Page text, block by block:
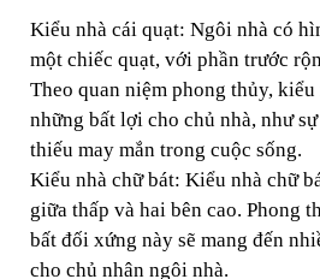
Kiểu nhà cái quạt: Ngôi nhà có
một chiếc quạt, với phần trước
Theo quan niệm phong thủy, kiểu
những bất lợi cho chủ nhà, như
thiếu may mắn trong cuộc sống.
Kiểu nhà chữ bát: Kiểu nhà chữ
giữa thấp và hai bên cao. Phong
bất đối xứng này sẽ mang đến
cho chủ nhân ngôi nhà.